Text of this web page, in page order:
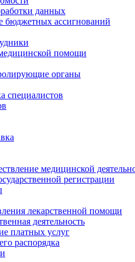
данных
бюджетных ассигнований
помощи
органы
специалистов
медицинской
регистрации
лекарственной помощи
деятельность
платных услуг
распорядка